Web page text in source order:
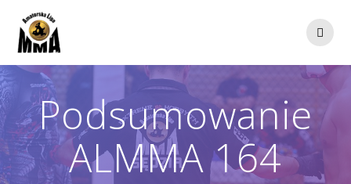
Podsumowanie
ALMMA 164